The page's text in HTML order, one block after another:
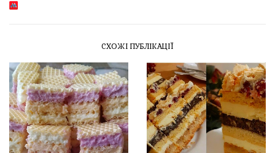
СХОЖІ ПУБЛІКАЦІЇ